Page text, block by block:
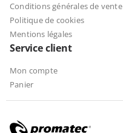
Conditions générales de vente
Politique de cookies
Mentions légales
Service client
Mon compte
Panier